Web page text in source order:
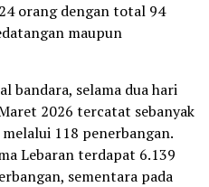
orang dengan total 94
maupun
bandara, selama dua hari
2026 tercatat sebanyak
118 penerbangan.
Lebaran terdapat 6.139
sementara pada